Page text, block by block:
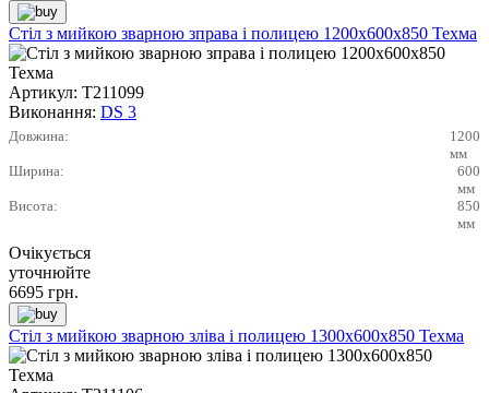
Стіл з мийкою зварною зправа і полицею 1200х600х850 Техма
Артикул: Т211099
Виконання: DS 3
Довжина:
1200
мм
Ширина:
600
мм
Висота:
850
мм
Очікується
уточнюйте
6695 грн.
Стіл з мийкою зварною зліва і полицею 1300х600х850 Техма